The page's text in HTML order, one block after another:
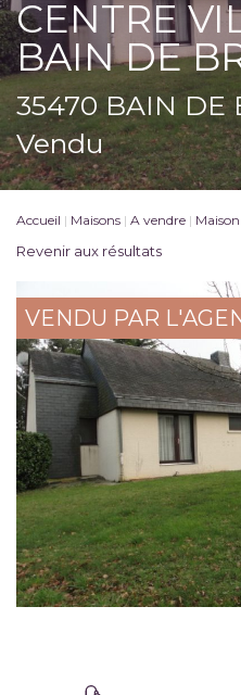
ME
CENTRE
BAIN DE
35470 BAIN DE
Vendu
Accueil Maisons A vendre Maison
Revenir aux résultats
VENDU PAR